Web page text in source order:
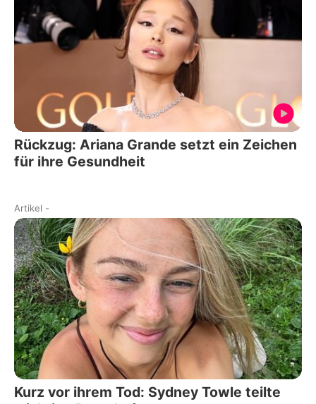
Rückzug: Ariana Grande setzt ein Zeichen
für ihre Gesundheit
Artikel -
Kurz vor ihrem Tod: Sydney Towle teilte